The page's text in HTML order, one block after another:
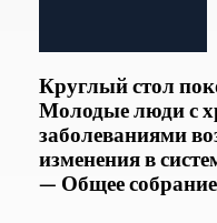
Круглый стол
Молодые люди с
заболеваниями
изменения в
— Общее собрание